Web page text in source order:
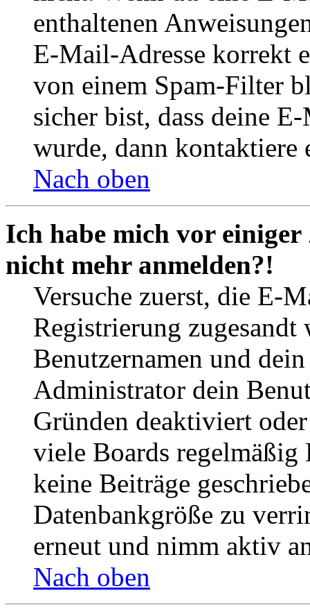
enthaltenen
E-Mail-Adresse korrekt
von einem Spam-Filter
sicher bist, dass deine
wurde, dann kontaktiere
Nach oben
Ich habe mich vor
nicht mehr anmelden?!
Versuche zuerst, die E-
Registrierung
Benutzernamen und
Administrator dein
Gründen deaktiviert
viele Boards
keine Beiträge
Datenbankgröße zu
erneut und nimm aktiv
Nach oben